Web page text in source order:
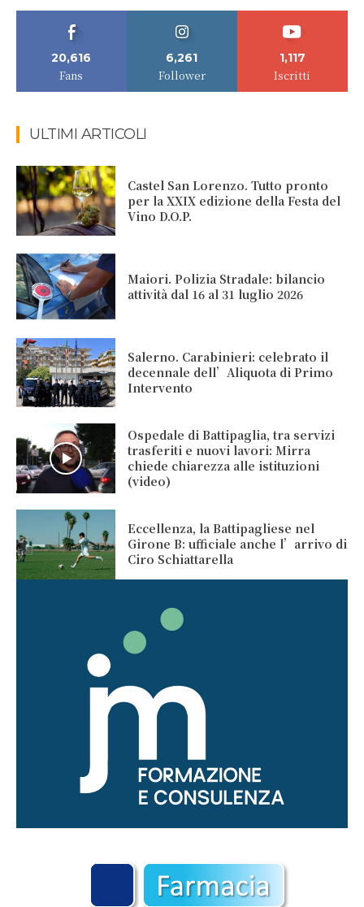
20,616
Fans
6,261
Follower
1,117
Iscritti
ULTIMI ARTICOLI
Castel San Lorenzo. Tutto pronto
per la XXIX edizione della Festa del
Vino D.O.P.
Maiori. Polizia Stradale: bilancio
attività dal 16 al 31 luglio 2026
Salerno. Carabinieri: celebrato il
decennale dell’Aliquota di Primo
Intervento
Ospedale di Battipaglia, tra servizi
trasferiti e nuovi lavori: Mirra
chiede chiarezza alle istituzioni
(video)
Eccellenza, la Battipagliese nel
Girone B: ufficiale anche l’arrivo di
Ciro Schiattarella